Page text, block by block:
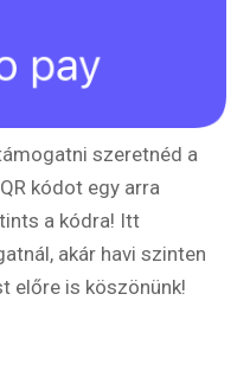
szeretnéd a
kódot egy arra
a kódra! Itt
akár havi szinten
előre is köszönünk!